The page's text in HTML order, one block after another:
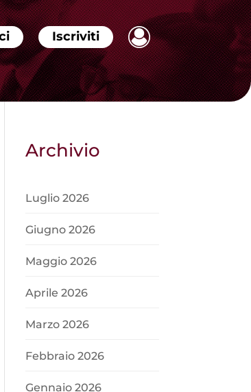
Iscriviti
Archivio
Luglio 2026
Giugno 2026
Maggio 2026
Aprile 2026
Marzo 2026
Febbraio 2026
Gennaio 2026